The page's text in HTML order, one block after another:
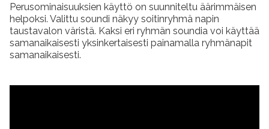
Perusominaisuuksien käyttö on suunniteltu äärimmäisen
helpoksi. Valittu soundi näkyy soitinryhmä napin
taustavalon väristä. Kaksi eri ryhmän soundia voi käyttää
samanaikaisesti yksinkertaisesti painamalla ryhmänapit
samanaikaisesti.